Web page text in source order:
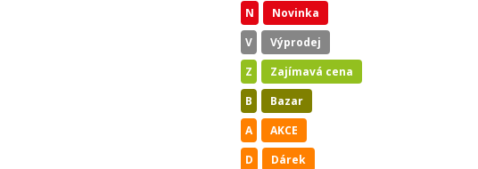
N
Novinka
V
Výprodej
Z
Zajímavá cena
B
Bazar
A
AKCE
D
Dárek